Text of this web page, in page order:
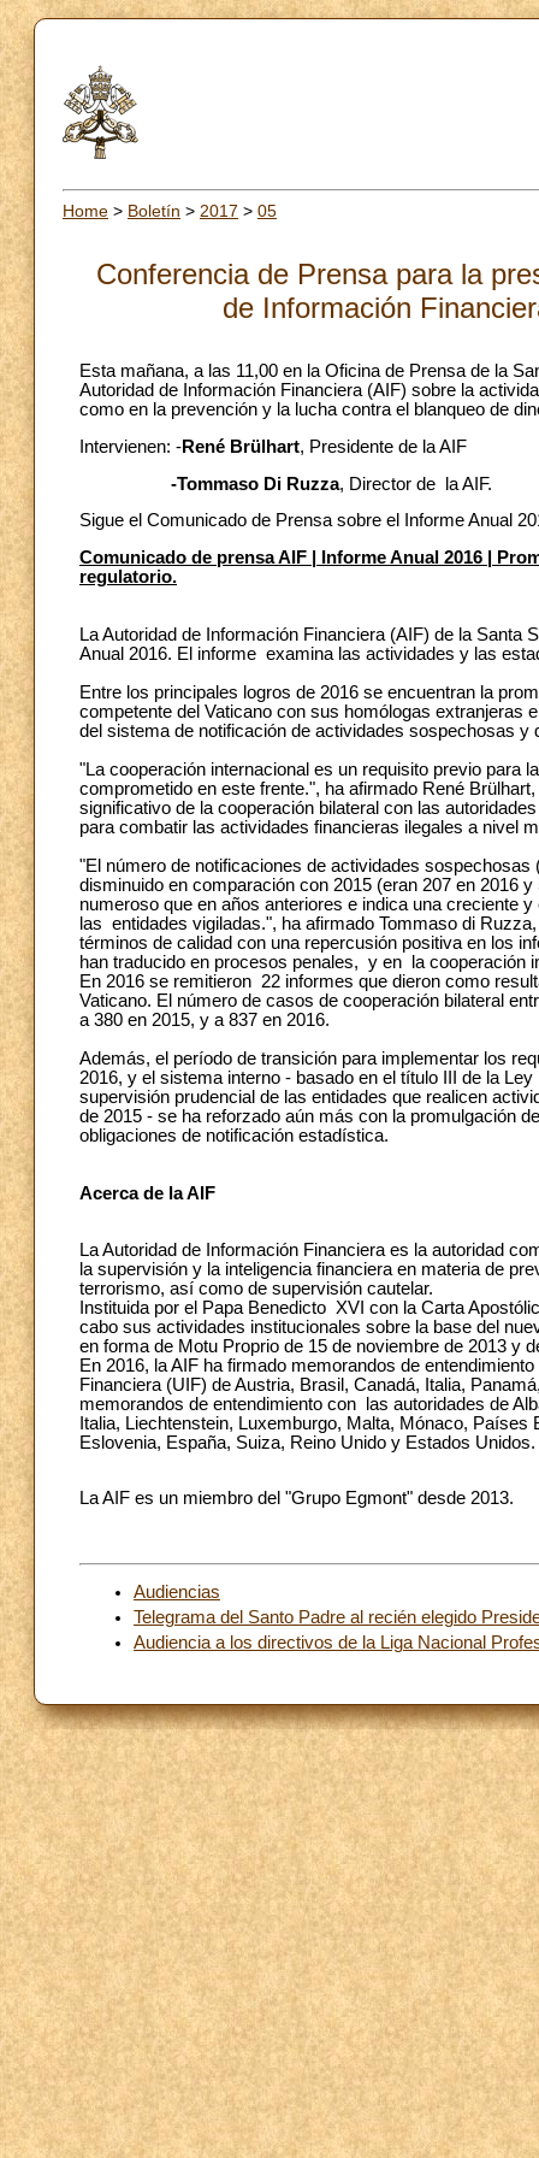
Home > Boletín > 2017 > 05
Conferencia de Prensa para la
de Información
Esta mañana, a las 11,00 en la Oficina de Prensa de la
Autoridad de Información Financiera (AIF) sobre la
como en la prevención y la lucha contra el blanqueo de
Intervienen: -René Brülhart, Presidente de la AIF
-Tommaso Di Ruzza, Director de la AIF.
Sigue el Comunicado de Prensa sobre el Informe Anual
Comunicado de prensa AIF | Informe Anual 2016 |
regulatorio.
La Autoridad de Información Financiera (AIF) de la
Anual 2016. El informe examina las actividades y las
Entre los principales logros de 2016 se encuentran la
competente del Vaticano con sus homólogas extranjeras
del sistema de notificación de actividades sospechosas y
"La cooperación internacional es un requisito previo para
comprometido en este frente.", ha afirmado René
significativo de la cooperación bilateral con las
para combatir las actividades financieras ilegales a nivel
"El número de notificaciones de actividades
disminuido en comparación con 2015 (eran 207 en 2016
numeroso que en años anteriores e indica una creciente
las entidades vigiladas.", ha afirmado Tommaso di
términos de calidad con una repercusión positiva en los
han traducido en procesos penales, y en la cooperación
En 2016 se remitieron 22 informes que dieron como
Vaticano. El número de casos de cooperación bilateral
a 380 en 2015, y a 837 en 2016.
Además, el período de transición para implementar los
2016, y el sistema interno - basado en el título III de la
supervisión prudencial de las entidades que realicen
de 2015 - se ha reforzado aún más con la promulgación
obligaciones de notificación estadística.
Acerca de la AIF
La Autoridad de Información Financiera es la autoridad
la supervisión y la inteligencia financiera en materia de
terrorismo, así como de supervisión cautelar.
Instituida por el Papa Benedicto XVI con la Carta
cabo sus actividades institucionales sobre la base del
en forma de Motu Proprio de 15 de noviembre de 2013 y
En 2016, la AIF ha firmado memorandos de
Financiera (UIF) de Austria, Brasil, Canadá, Italia,
memorandos de entendimiento con las autoridades de
Italia, Liechtenstein, Luxemburgo, Malta, Mónaco,
Eslovenia, España, Suiza, Reino Unido y Estados Unidos.
La AIF es un miembro del "Grupo Egmont" desde 2013.
Audiencias
Telegrama del Santo Padre al recién elegido
Audiencia a los directivos de la Liga Nacional